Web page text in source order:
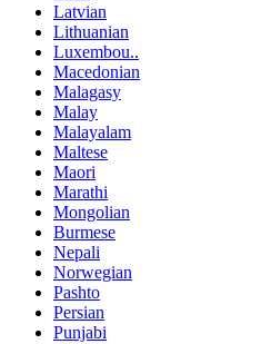
Latvian
Lithuanian
Luxembou..
Macedonian
Malagasy
Malay
Malayalam
Maltese
Maori
Marathi
Mongolian
Burmese
Nepali
Norwegian
Pashto
Persian
Punjabi